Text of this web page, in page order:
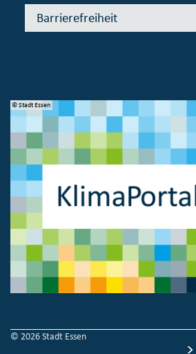
Barrierefreiheit
© Stadt Essen
© 2026 Stadt Essen